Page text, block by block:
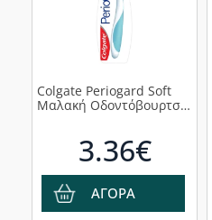
Colgate Periogard Soft
Μαλακή Οδοντόβουρτσα
3.36€
ΑΓΟΡΑ